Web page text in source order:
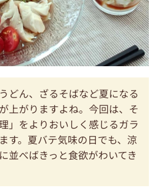
どん、ざるそばなど夏になる
上がりますよね。今回は、そ
」をよりおいしく感じるガラ
す。夏バテ気味の日でも、涼
並べばきっと食欲がわいてき